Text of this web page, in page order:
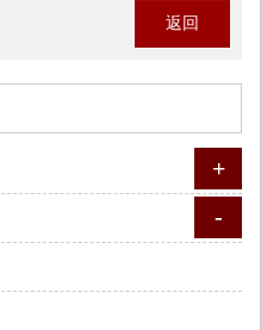
返回
+
-